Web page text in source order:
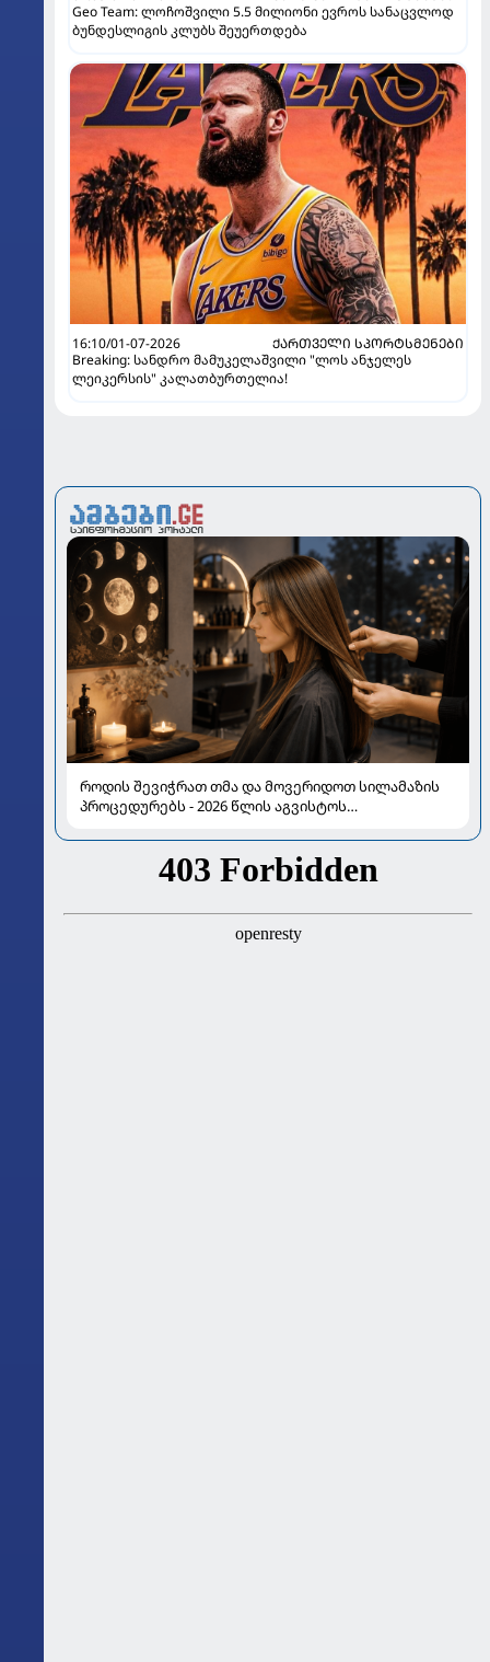
Geo Team: ლოჩოშვილი 5.5 მილიონი ევროს სანაცვლოდ
ბუნდესლიგის კლუბს შეუერთდება
16:10/01-07-2026
ᲥᲐᲠᲗᲕᲔᲚᲘ ᲡᲞᲝᲠᲢᲡᲛᲔᲜᲔᲑᲘ
Breaking: სანდრო მამუკელაშვილი "ლოს ანჯელეს
ლეიკერსის" კალათბურთელია!
როდის შევიჭრათ თმა და მოვერიდოთ სილამაზის
პროცედურებს - 2026 წლის აგვისტოს